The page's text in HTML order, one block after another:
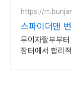
https://
스파이더맨
무이자할부부
장터에서 합리